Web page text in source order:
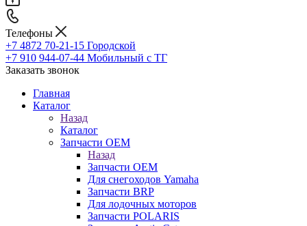
Телефоны
+7 4872 70-21-15 Городской
+7 910 944-07-44 Мобильный с ТГ
Заказать звонок
Главная
Каталог
Назад
Каталог
Запчасти OEM
Назад
Запчасти OEM
Для снегоходов Yamaha
Запчасти BRP
Для лодочных моторов
Запчасти POLARIS